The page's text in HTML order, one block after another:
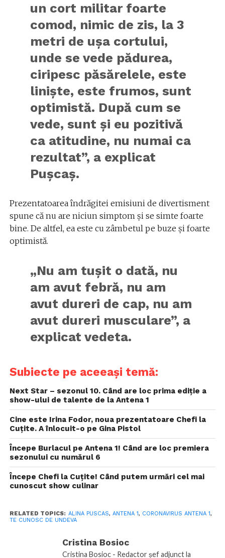
un cort militar foarte
comod, nimic de zis, la 3
metri de ușa cortului,
unde se vede pădurea,
ciripesc păsărelele, este
liniște, este frumos, sunt
optimistă. După cum se
vede, sunt și eu pozitivă
ca atitudine, nu numai ca
rezultat”, a explicat
Pușcaș.
Prezentatoarea îndrăgitei emisiuni de divertisment
spune că nu are niciun simptom și se simte foarte
bine. De altfel, ea este cu zâmbetul pe buze și foarte
optimistă.
„Nu am tușit o dată, nu
am avut febră, nu am
avut dureri de cap, nu am
avut dureri musculare”, a
explicat vedeta.
Subiecte pe aceeași temă:
Next Star – sezonul 10. Când are loc prima ediție a
show-ului de talente de la Antena 1
Cine este Irina Fodor, noua prezentatoare Chefi la
Cuțite. A înlocuit-o pe Gina Pistol
Începe Burlacul pe Antena 1! Când are loc premiera
sezonului cu numărul 6
Începe Chefi la Cuțite! Când putem urmări cel mai
cunoscut show culinar
RELATED TOPICS: ALINA PUSCAS, ANTENA 1, CORONAVIRUS ANTENA 1,
TE CUNOSC DE UNDEVA
Cristina Bosioc
Cristina Bosioc - Redactor șef adjunct la